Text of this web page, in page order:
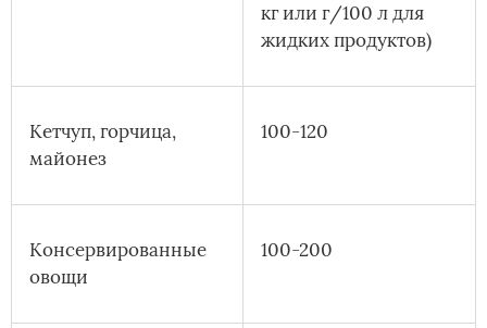
кг или г/100 л для
жидких продуктов)
Кетчуп, горчица,
майонез
100-120
Консервированные
овощи
100-200